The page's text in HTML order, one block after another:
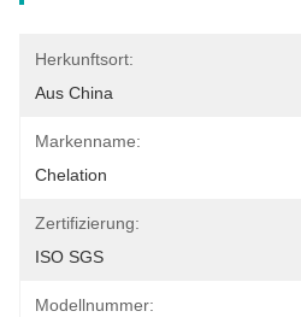
Herkunftsort:
Aus China
Markenname:
Chelation
Zertifizierung:
ISO SGS
Modellnummer: